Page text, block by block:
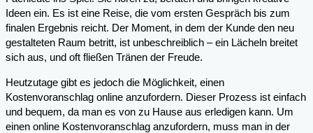
Ideen ein. Es ist eine Reise, die vom ersten Gespräch bis zum
finalen Ergebnis reicht. Der Moment, in dem der Kunde den neu
gestalteten Raum betritt, ist unbeschreiblich – ein Lächeln breitet
sich aus, und oft fließen Tränen der Freude.
Heutzutage gibt es jedoch die Möglichkeit, einen
Kostenvoranschlag online anzufordern. Dieser Prozess ist einfach
und bequem, da man es von zu Hause aus erledigen kann. Um
einen online Kostenvoranschlag anzufordern, muss man in der